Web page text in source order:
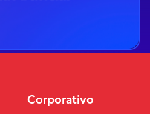
Corporativo